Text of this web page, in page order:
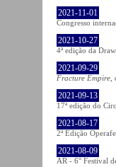
2021-11-01
Congresso
2021-10-27
4ª edição da
2021-09-29
Fracture Empire
2021-09-13
17ª edição do
2021-08-17
2ª Edição
2021-08-09
AR - 6° Festival